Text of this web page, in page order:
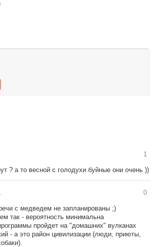
1
? а то весной с голодухи буйные они очень ))
0
с медведем не запланированы ;)
так - вероятность минимальна
пройдет на "домашних" вулканах
- а это район цивилизации (люди, приюты,